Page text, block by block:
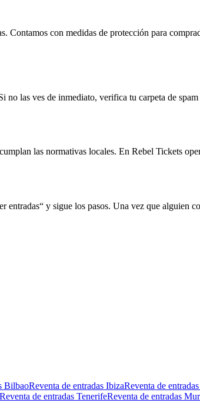
Contamos con medidas de protección para
las ves de inmediato, verifica tu carpeta de
las normativas locales. En Rebel Tickets
y sigue los pasos. Una vez que alguien
BilbaoReventa de entradas IbizaReventa de
Reventa de entradas TenerifeReventa de entradas